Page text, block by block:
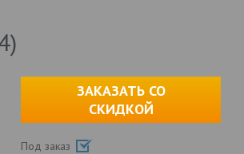
ЗАКАЗАТЬ СО
СКИДКОЙ
Под заказ